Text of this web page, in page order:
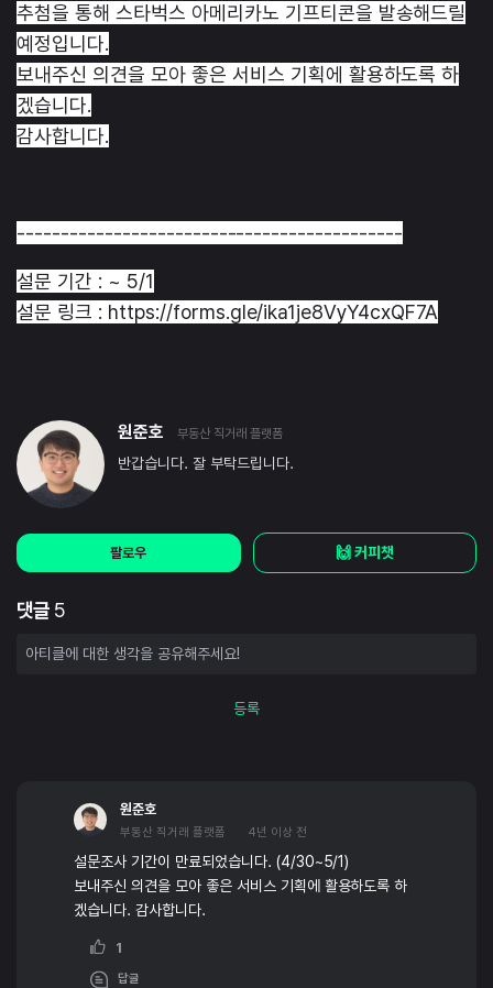
추첨을 통해 스타벅스 아메리카노 기프티콘을 발송해드릴
예정입니다.
보내주신 의견을 모아 좋은 서비스 기획에 활용하도록 하
겠습니다.
감사합니다.
--------------------------------------------
설문 기간 : ~ 5/1
설문 링크 : https://forms.gle/ika1je8VyY4cxQF7A
원준호 부동산 직거래 플랫폼
반갑습니다. 잘 부탁드립니다.
팔로우 🙌 커피챗
댓글 5
등록
원준호
부동산 직거래 플랫폼 4년 이상 전
설문조사 기간이 만료되었습니다. (4/30~5/1)
보내주신 의견을 모아 좋은 서비스 기획에 활용하도록 하
겠습니다. 감사합니다.
1
답글